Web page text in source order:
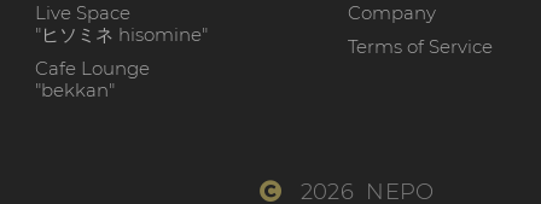
Live Space
"ヒソミネ hisomine"
Cafe Lounge
"bekkan"
Company
Terms of Service
2026 NEPO